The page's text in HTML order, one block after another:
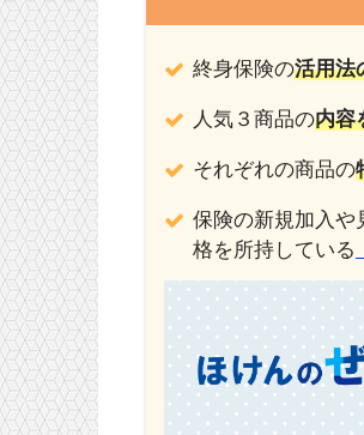
終身保険の活用法
人気３商品の内容
それぞれの商品の
保険の新規加入や
格を所持している